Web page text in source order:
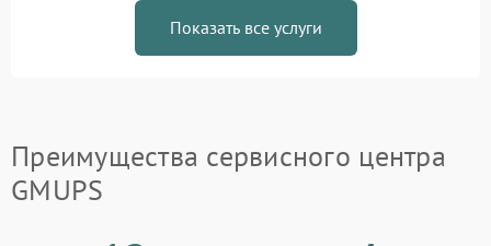
Показать все услуги
Преимущества сервисного центра
GMUPS